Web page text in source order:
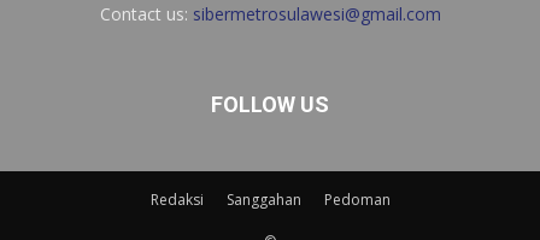
Contact us: sibermetrosulawesi@gmail.com
FOLLOW US
Redaksi Sanggahan Pedoman